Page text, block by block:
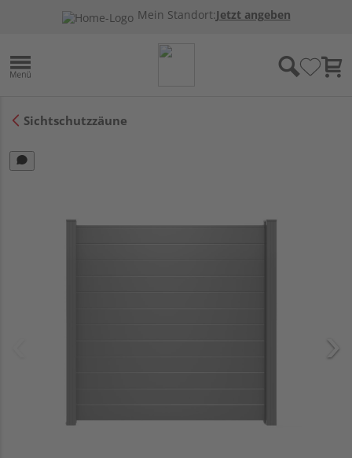
Mein Standort:Jetzt angeben
Sichtschutzzäune